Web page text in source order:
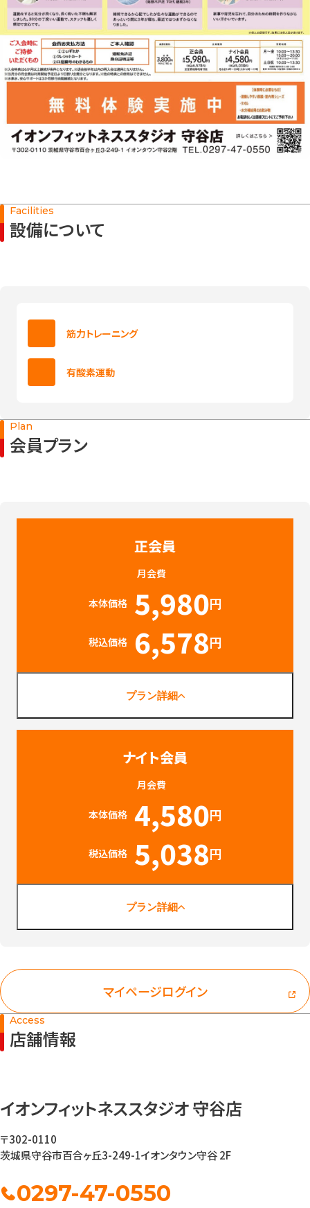
Facilities
設備について
筋力トレーニング
有酸素運動
Plan
会員プラン
正会員
月会費
本体価格 5,980円
税込価格 6,578円
プラン詳細
ナイト会員
月会費
本体価格 4,580円
税込価格 5,038円
プラン詳細
マイページログイン
Access
店舗情報
イオンフィットネススタジオ 守谷店
〒302-0110
茨城県守谷市百合ヶ丘3-249-1イオンタウン守谷 2F
0297-47-0550